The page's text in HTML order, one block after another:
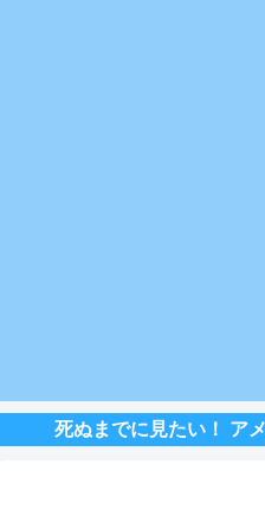
死ぬまでに見たい！ ア